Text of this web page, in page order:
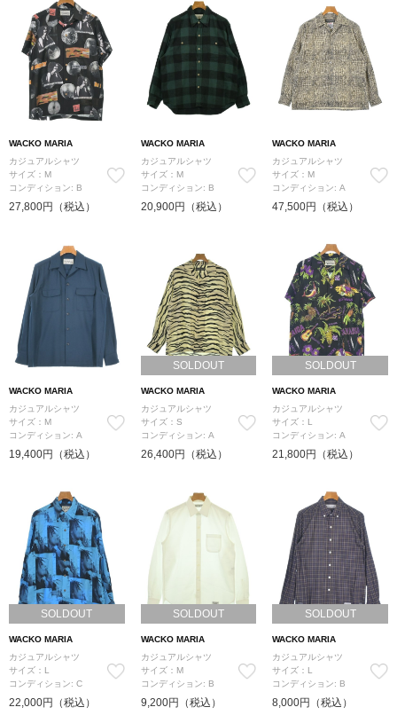
WACKO MARIA
カジュアルシャツ
サイズ：M
コンディション: B
27,800円（税込）
WACKO MARIA
カジュアルシャツ
サイズ：M
コンディション: B
20,900円（税込）
WACKO MARIA
カジュアルシャツ
サイズ：M
コンディション: A
47,500円（税込）
WACKO MARIA
カジュアルシャツ
サイズ：M
コンディション: A
19,400円（税込）
SOLDOUT
WACKO MARIA
カジュアルシャツ
サイズ：S
コンディション: A
26,400円（税込）
SOLDOUT
WACKO MARIA
カジュアルシャツ
サイズ：L
コンディション: A
21,800円（税込）
SOLDOUT
WACKO MARIA
カジュアルシャツ
サイズ：L
コンディション: C
22,000円（税込）
SOLDOUT
WACKO MARIA
カジュアルシャツ
サイズ：M
コンディション: B
9,200円（税込）
SOLDOUT
WACKO MARIA
カジュアルシャツ
サイズ：L
コンディション: B
8,000円（税込）